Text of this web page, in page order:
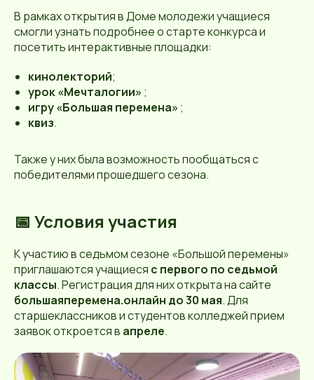
В рамках открытия в Доме молодежи учащиеся
смогли узнать подробнее о старте конкурса и
посетить интерактивные площадки:
кинолекторий;
урок «Мечталогии» ;
игру «Большая перемена» ;
квиз.
Также у них была возможность пообщаться с
победителями прошедшего сезона.
📅 Условия участия
К участию в седьмом сезоне «Большой перемены»
приглашаются учащиеся с первого по седьмой
классы. Регистрация для них открыта на сайте
большаяперемена.онлайн до 30 мая. Для
старшеклассников и студентов колледжей прием
заявок откроется в апреле.